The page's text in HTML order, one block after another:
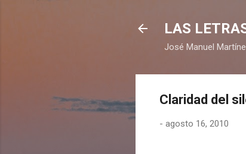
LAS
José Manuel
Claridad del
- agosto 16, 2010